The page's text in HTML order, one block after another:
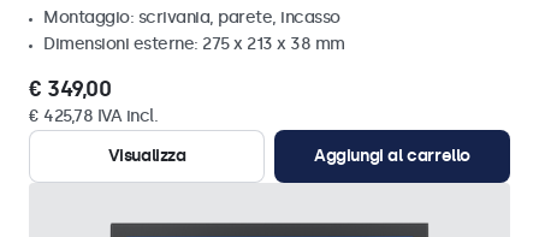
Montaggio: scrivania, parete, incasso
Dimensioni esterne: 275 x 213 x 38 mm
€ 349,00
€ 425,78 IVA incl.
Visualizza
Aggiungi al carrello